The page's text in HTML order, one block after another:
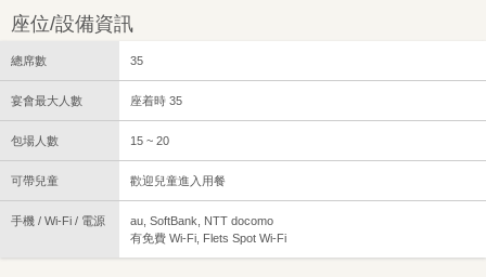
座位/設備資訊
總席數 35
宴會最大人數 座着時 35
包場人數 15 ~ 20
可帶兒童 歡迎兒童進入用餐
手機 / Wi-Fi / 電源
au, SoftBank, NTT docomo
有免費 Wi-Fi, Flets Spot Wi-Fi